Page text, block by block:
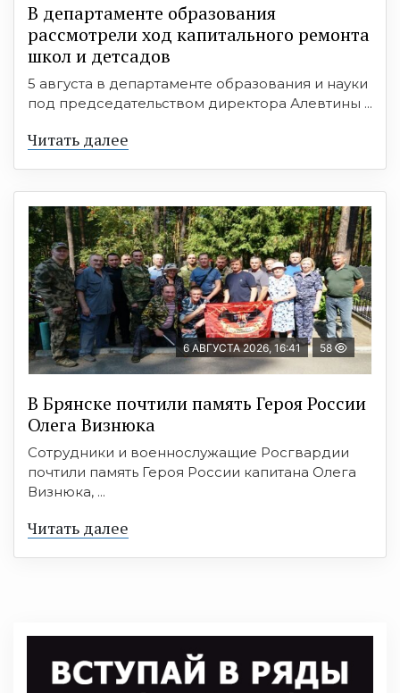
В департаменте образования
рассмотрели ход капитального ремонта
школ и детсадов
5 августа в департаменте образования и науки
под председательством директора Алевтины ...
Читать далее
6 АВГУСТА 2026, 16:41 58
В Брянске почтили память Героя России
Олега Визнюка
Сотрудники и военнослужащие Росгвардии
почтили память Героя России капитана Олега
Визнюка, ...
Читать далее